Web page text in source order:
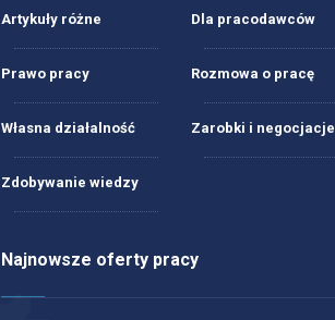
Artykuły różne Dla pracodawców
Prawo pracy Rozmowa o pracę
Własna działalność Zarobki i negocjacje
Zdobywanie wiedzy
Najnowsze oferty pracy